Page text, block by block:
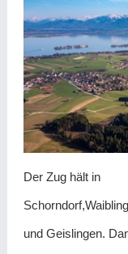
Der Zug hält in
und Geislingen.